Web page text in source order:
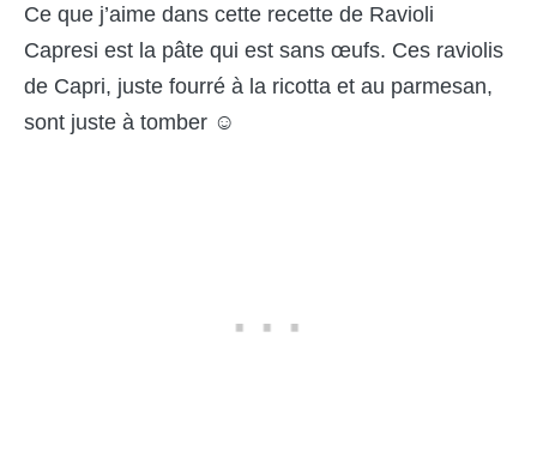
Ce que j’aime dans cette recette de Ravioli
Capresi est la pâte qui est sans œufs. Ces raviolis
de Capri, juste fourré à la ricotta et au parmesan,
sont juste à tomber ☺